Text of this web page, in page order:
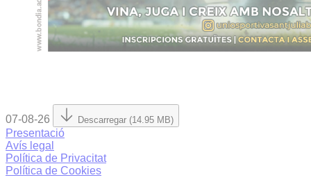
07-08-26 Descarregar (14.95 MB)
Presentació
Avís legal
Política de Privacitat
Política de Cookies